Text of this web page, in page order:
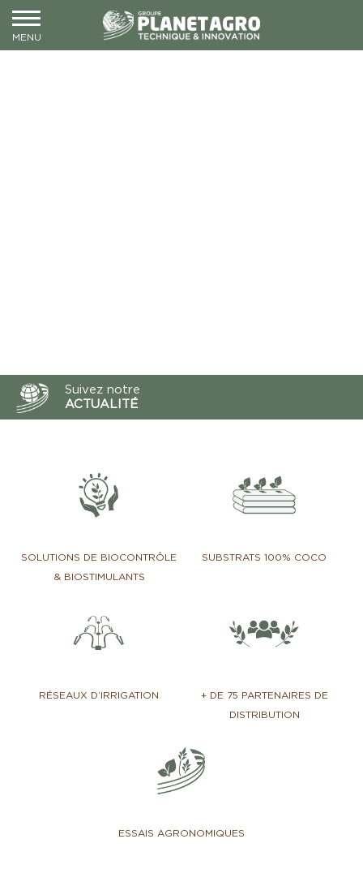
Suivez notre
ACTUALITÉ
SOLUTIONS DE BIOCONTRÔLE
& BIOSTIMULANTS
SUBSTRATS 100% COCO
RÉSEAUX D’IRRIGATION
+ DE 75 PARTENAIRES DE
DISTRIBUTION
ESSAIS AGRONOMIQUES